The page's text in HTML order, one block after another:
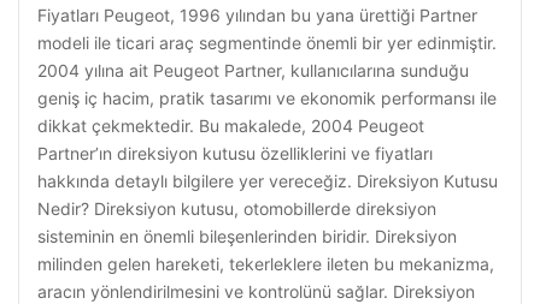
Fiyatları Peugeot, 1996 yılından bu yana ürettiği Partner
modeli ile ticari araç segmentinde önemli bir yer edinmiştir.
2004 yılına ait Peugeot Partner, kullanıcılarına sunduğu
geniş iç hacim, pratik tasarımı ve ekonomik performansı ile
dikkat çekmektedir. Bu makalede, 2004 Peugeot
Partner’ın direksiyon kutusu özelliklerini ve fiyatları
hakkında detaylı bilgilere yer vereceğiz. Direksiyon Kutusu
Nedir? Direksiyon kutusu, otomobillerde direksiyon
sisteminin en önemli bileşenlerinden biridir. Direksiyon
milinden gelen hareketi, tekerleklere ileten bu mekanizma,
aracın yönlendirilmesini ve kontrolünü sağlar. Direksiyon